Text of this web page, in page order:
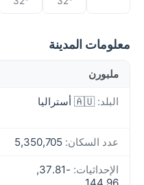
معلومات المدينة
ملبورن
البلد: 🇦🇺 أستراليا
عدد السكان:
الإحداثيات:
-37.81,